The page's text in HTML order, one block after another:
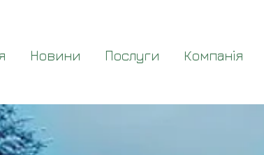
Новини Послуги Компанія